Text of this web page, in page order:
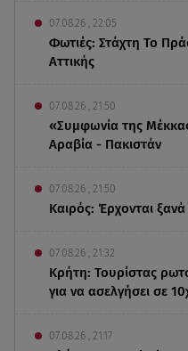
07.08.26 , 22:05
Φωτιές: Στάχτη Το
Αττικής
07.08.26 , 21:50
«Συμφωνία της
Αραβία - Πακιστάν
07.08.26 , 21:50
Καιρός: Έρχονται
07.08.26 , 21:32
Κρήτη: Τουρίστας
για να ασελγήσει σε
07.08.26 , 21:17